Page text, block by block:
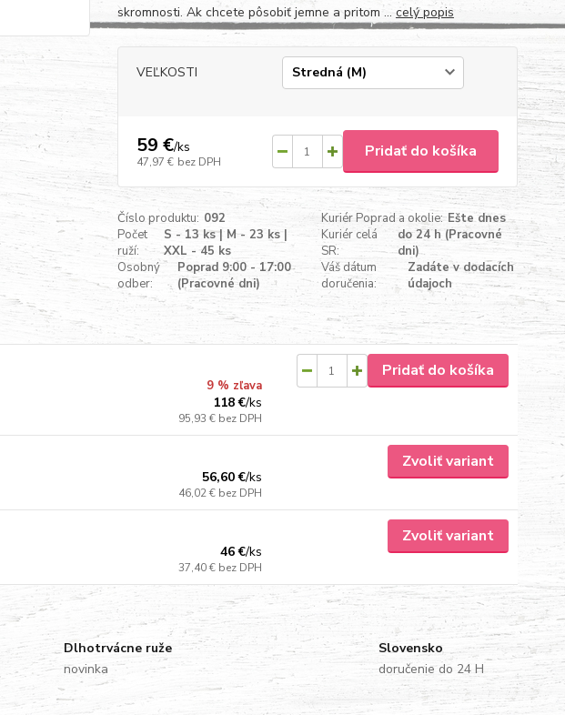
skromnosti. Ak chcete pôsobiť jemne a pritom ... celý popis
VEĽKOSTI
59 €/ks
47,97 € bez DPH
Pridať do košíka
Číslo produktu: 092 Kuriér Poprad a okolie: Ešte dnes
Počet
ruží:
S - 13 ks | M - 23 ks |
XXL - 45 ks
Kuriér celá
SR:
do 24 h (Pracovné
dni)
Osobný
odber:
Poprad 9:00 - 17:00
(Pracovné dni)
Váš dátum
doručenia:
Zadáte v dodacích
údajoch
9 % zľava
118 €/ks
95,93 € bez DPH
Pridať do košíka
56,60 €/ks
46,02 € bez DPH
Zvoliť variant
46 €/ks
37,40 € bez DPH
Zvoliť variant
Dlhotrvácne ruže
novinka
Slovensko
doručenie do 24 H